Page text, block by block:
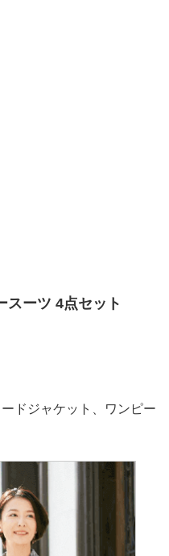
スーツ 4点セット
ドジャケット、ワンピー